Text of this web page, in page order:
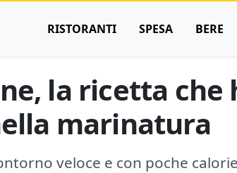
RISTORANTI SPESA BERE
la ricetta che
marinatura
veloce e con poche